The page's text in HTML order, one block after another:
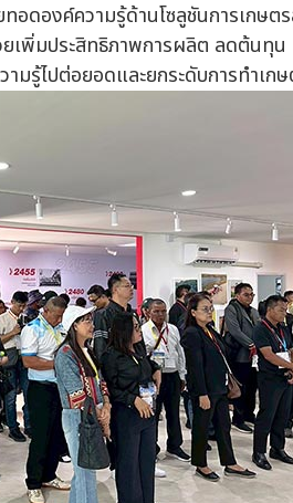
อดองค์ความรู้ด้านโซลูชันการเกษต
เพิ่มประสิทธิภาพการผลิต ลดต้นทุน
มรู้ไปต่อยอดและยกระดับการทำเก